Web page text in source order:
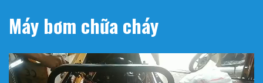
Máy bơm chữa cháy
Trình
chơi